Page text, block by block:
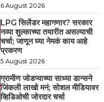
6 August 2026
LPG सिलेंडर महागणार? सरकार
नव्या शुल्काच्या तयारीत असल्याची
चर्चा; जाणून घ्या नेमकं काय आहे
प्रकरण
5 August 2026
ग्रामीण जोडप्याच्या साध्या डान्सने
जिंकली लाखो मनं; सोशल मीडियावर
व्हिडिओची जोरदार चर्चा